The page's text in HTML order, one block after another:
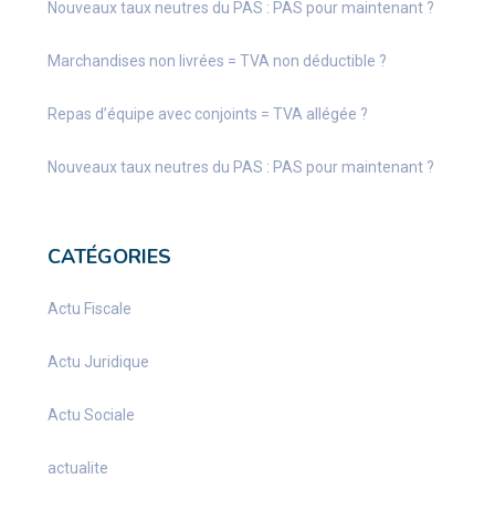
Nouveaux taux neutres du PAS : PAS pour maintenant ?
Marchandises non livrées = TVA non déductible ?
Repas d’équipe avec conjoints = TVA allégée ?
Nouveaux taux neutres du PAS : PAS pour maintenant ?
CATÉGORIES
Actu Fiscale
Actu Juridique
Actu Sociale
actualite